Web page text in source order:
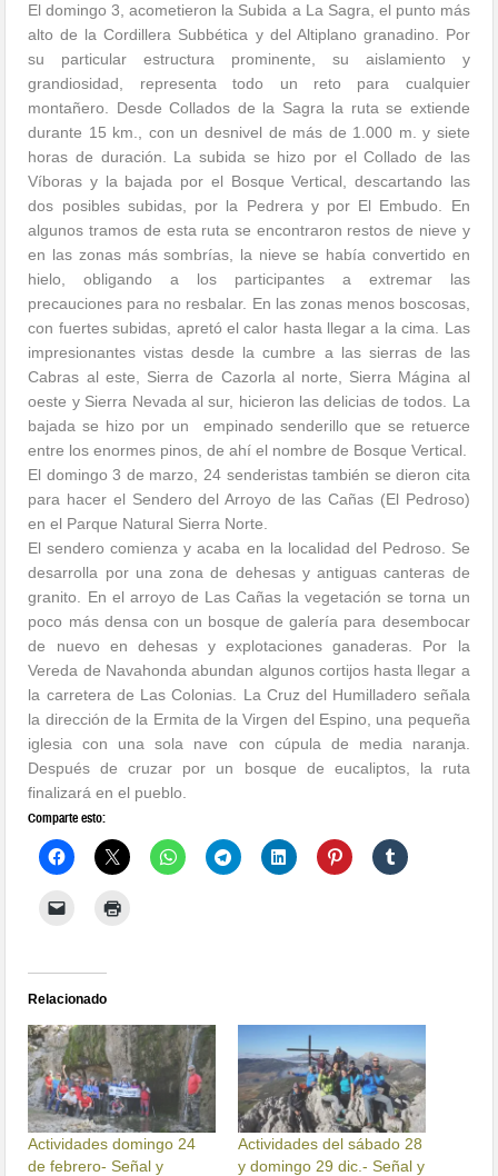
El domingo 3, acometieron la Subida a La Sagra, el punto más
alto de la Cordillera Subbética y del Altiplano granadino. Por
su particular estructura prominente, su aislamiento y
grandiosidad, representa todo un reto para cualquier
montañero. Desde Collados de la Sagra la ruta se extiende
durante 15 km., con un desnivel de más de 1.000 m. y siete
horas de duración. La subida se hizo por el Collado de las
Víboras y la bajada por el Bosque Vertical, descartando las
dos posibles subidas, por la Pedrera y por El Embudo. En
algunos tramos de esta ruta se encontraron restos de nieve y
en las zonas más sombrías, la nieve se había convertido en
hielo, obligando a los participantes a extremar las
precauciones para no resbalar. En las zonas menos boscosas,
con fuertes subidas, apretó el calor hasta llegar a la cima. Las
impresionantes vistas desde la cumbre a las sierras de las
Cabras al este, Sierra de Cazorla al norte, Sierra Mágina al
oeste y Sierra Nevada al sur, hicieron las delicias de todos. La
bajada se hizo por un empinado senderillo que se retuerce
entre los enormes pinos, de ahí el nombre de Bosque Vertical.
El domingo 3 de marzo, 24 senderistas también se dieron cita
para hacer el Sendero del Arroyo de las Cañas (El Pedroso)
en el Parque Natural Sierra Norte.
El sendero comienza y acaba en la localidad del Pedroso. Se
desarrolla por una zona de dehesas y antiguas canteras de
granito. En el arroyo de Las Cañas la vegetación se torna un
poco más densa con un bosque de galería para desembocar
de nuevo en dehesas y explotaciones ganaderas. Por la
Vereda de Navahonda abundan algunos cortijos hasta llegar a
la carretera de Las Colonias. La Cruz del Humilladero señala
la dirección de la Ermita de la Virgen del Espino, una pequeña
iglesia con una sola nave con cúpula de media naranja.
Después de cruzar por un bosque de eucaliptos, la ruta
finalizará en el pueblo.
Comparte esto:
Relacionado
Actividades domingo 24
de febrero- Señal y
Actividades del sábado 28
y domingo 29 dic.- Señal y